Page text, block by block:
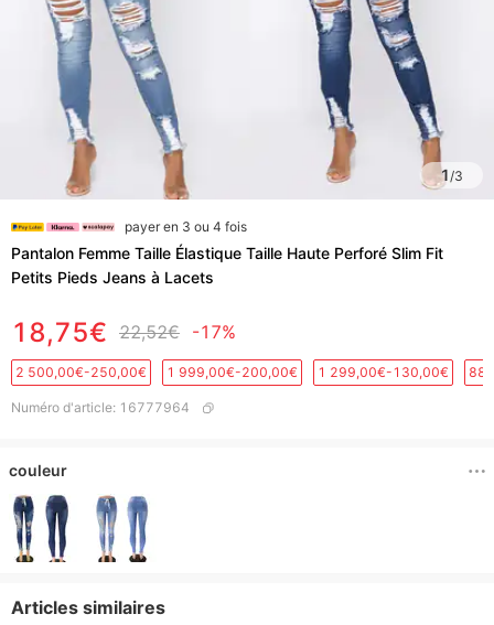
1/3
payer en 3 ou 4 fois
Pantalon Femme Taille Élastique Taille Haute Perforé Slim Fit
Petits Pieds Jeans à Lacets
18,75€ 22,52€ -17%
2 500,00€-250,00€ 1 999,00€-200,00€ 1 299,00€-130,00€
Numéro d'article: 16777964
couleur
Articles similaires